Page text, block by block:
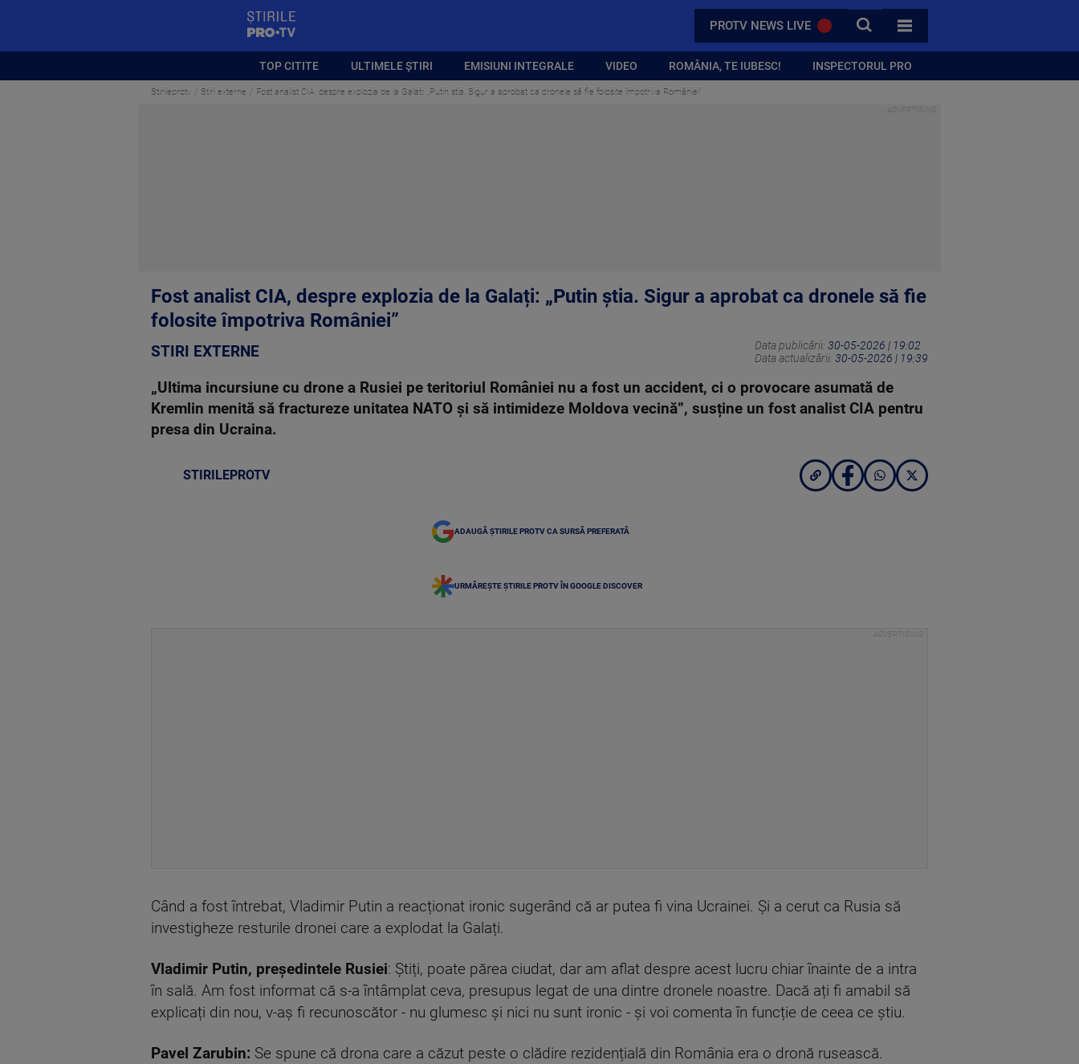
PROTV NEWS LIVE CAUTA
TOATE CATEGORIILE
TOP CITITE ULTIMELE ȘTIRI EMISIUNI INTEGRALE VIDEO ROMÂNIA, TE IUBESC! INSPECTORUL PRO
Stirileprotv Stiri externe Fost analist CIA, despre explozia de la Galați: „Putin știa. Sigur a aprobat ca dronele să fie folosite împotriva României”
Fost analist CIA, despre explozia de la Galați: „Putin știa. Sigur a aprobat ca dronele să fie
folosite împotriva României”
STIRI EXTERNE Data publicării: 30-05-2026 | 19:02
Data actualizării: 30-05-2026 | 19:39
„Ultima incursiune cu drone a Rusiei pe teritoriul României nu a fost un accident, ci o provocare asumată de
Kremlin menită să fractureze unitatea NATO și să intimideze Moldova vecină”, susține un fost analist CIA pentru
presa din Ucraina.
STIRILEPROTV
ADAUGĂ ȘTIRILE PROTV CA SURSĂ PREFERATĂ
URMĂREȘTE ȘTIRILE PROTV ÎN GOOGLE DISCOVER
Când a fost întrebat, Vladimir Putin a reacționat ironic sugerând că ar putea fi vina Ucrainei. Și a cerut ca Rusia să
investigheze resturile dronei care a explodat la Galați.
Vladimir Putin, președintele Rusiei: Știți, poate părea ciudat, dar am aflat despre acest lucru chiar înainte de a intra
în sală. Am fost informat că s-a întâmplat ceva, presupus legat de una dintre dronele noastre. Dacă ați fi amabil să
explicați din nou, v-aș fi recunoscător - nu glumesc și nici nu sunt ironic - și voi comenta în funcție de ceea ce știu.
Pavel Zarubin: Se spune că drona care a căzut peste o clădire rezidențială din România era o dronă rusească.